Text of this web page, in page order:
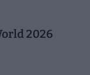
2026